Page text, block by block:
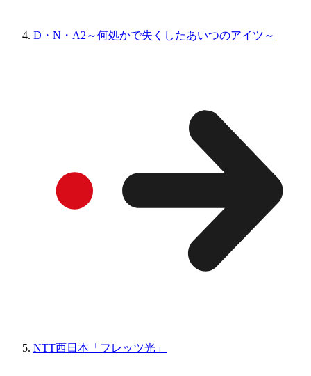
D・N・A2～何処かで失くしたあいつのアイツ～
NTT西日本「フレッツ光」